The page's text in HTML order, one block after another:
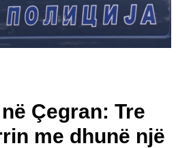
Çegran: Tre
me dhunë një